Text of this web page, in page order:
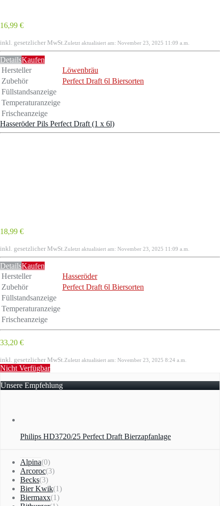
16,99 €
inkl. gesetzlicher MwSt. Zuletzt aktualisiert am: November 23, 2025 11:09 a.m.
DetailsKaufen
Hersteller
Löwenbräu
Zubehör
Perfect Draft 6l Biersorten
Füllstandsanzeige
Temperaturanzeige
Frischeanzeige
Hasseröder Pils Perfect Draft (1 x 6l)
18,99 €
inkl. gesetzlicher MwSt. Zuletzt aktualisiert am: November 23, 2025 11:09 a.m.
DetailsKaufen
Hersteller
Hasseröder
Zubehör
Perfect Draft 6l Biersorten
Füllstandsanzeige
Temperaturanzeige
Frischeanzeige
33,20 €
inkl. gesetzlicher MwSt. Zuletzt aktualisiert am: November 23, 2025 8:24 a.m.
Nicht Verfügbar
Unsere Empfehlung
Philips HD3720/25 Perfect Draft Bierzapfanlage
Alpina(0)
Arcoroc(3)
Becks(3)
Bier Kwik(1)
Biermaxx(1)